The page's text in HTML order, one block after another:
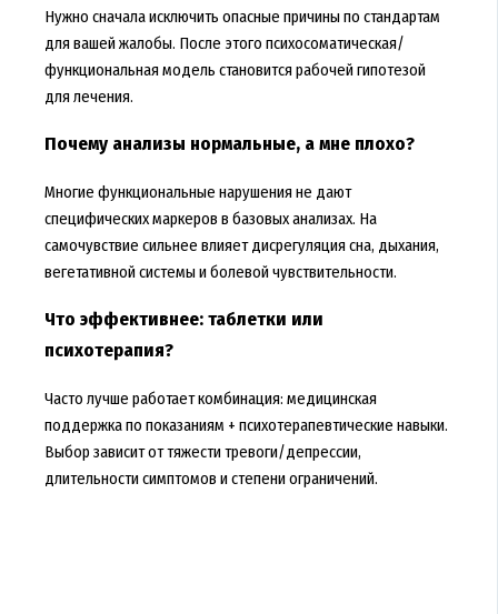
Нужно сначала исключить опасные причины по стандартам
для вашей жалобы. После этого психосоматическая/
функциональная модель становится рабочей гипотезой
для лечения.
Почему анализы нормальные, а мне плохо?
Многие функциональные нарушения не дают
специфических маркеров в базовых анализах. На
самочувствие сильнее влияет дисрегуляция сна, дыхания,
вегетативной системы и болевой чувствительности.
Что эффективнее: таблетки или
психотерапия?
Часто лучше работает комбинация: медицинская
поддержка по показаниям + психотерапевтические навыки.
Выбор зависит от тяжести тревоги/депрессии,
длительности симптомов и степени ограничений.